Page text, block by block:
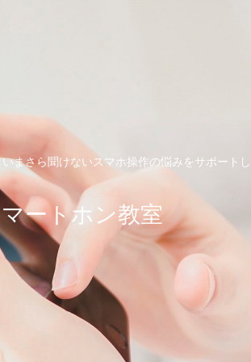
まさら聞けないスマホ操作の悩みをサポート
ートホン教室